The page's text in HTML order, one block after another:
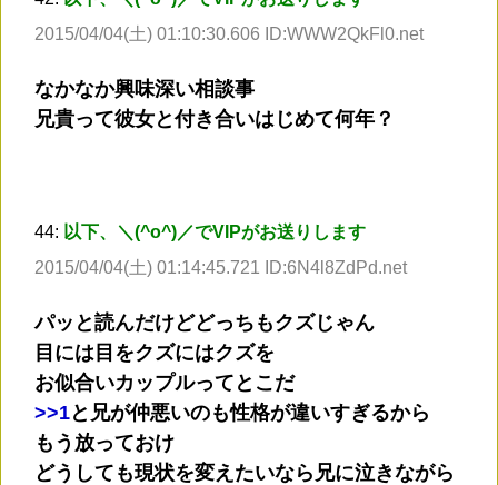
2015/04/04(土) 01:10:30.606 ID:WWW2QkFl0.net
なかなか興味深い相談事
兄貴って彼女と付き合いはじめて何年？
44: 以下、＼(^o^)／でVIPがお送りします
2015/04/04(土) 01:14:45.721 ID:6N4l8ZdPd.net
パッと読んだけどどっちもクズじゃん
目には目をクズにはクズを
お似合いカップルってとこだ
>>1と兄が仲悪いのも性格が違いすぎるから
もう放っておけ
どうしても現状を変えたいなら兄に泣きながら